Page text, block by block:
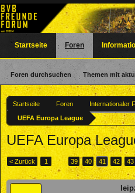
Startseite Foren
Internationaler
UEFA Europa League
UEFA Europa
< Zurück 1 ← 39 40 41 42 43
Startseite Foren
Foren durchsuchen Themen mit